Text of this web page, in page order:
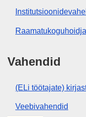
Vahendid
(ELi töötajate)
Veebivahendid